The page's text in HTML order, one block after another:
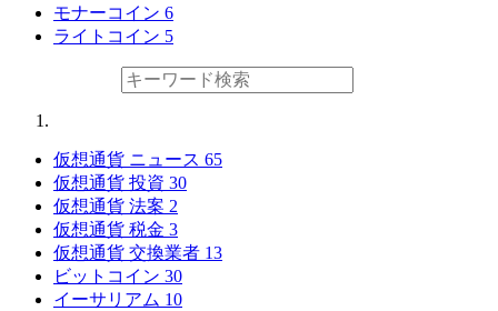
モナーコイン 6
ライトコイン 5
仮想通貨 ニュース 65
仮想通貨 投資 30
仮想通貨 法案 2
仮想通貨 税金 3
仮想通貨 交換業者 13
ビットコイン 30
イーサリアム 10